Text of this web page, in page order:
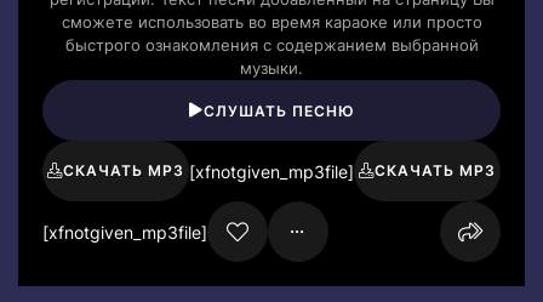
сможете использовать во время караоке или просто
быстрого ознакомления с содержанием выбранной
музыки.
СЛУШАТЬ ПЕСНЮ
СКАЧАТЬ MP3 [xfnotgiven_mp3file] СКАЧАТЬ MP3
[xfnotgiven_mp3file]